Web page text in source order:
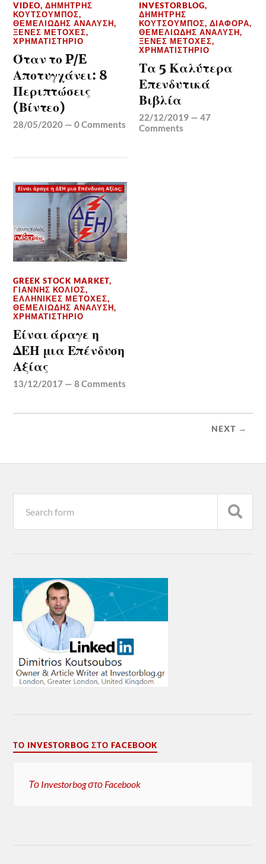
VIDEO,ΔΗΜΉΤΡΗΣ
ΚΟΥΤΣΟΥΜΠΌΣ,
ΘΕΜΕΛΙΏΔΗΣ ΑΝΆΛΥΣΗ,
ΞΈΝΕΣ ΜΕΤΟΧΈΣ,
ΧΡΗΜΑΤΙΣΤΉΡΙΟ
Όταν το P/E
Αποτυγχάνει: 8
Περιπτώσεις
(Βίντεο)
28/05/2020 —0 Comments
INVESTORBLOG,
ΔΗΜΉΤΡΗΣ
ΚΟΥΤΣΟΥΜΠΌΣ,ΔΙΆΦΟΡΑ,
ΘΕΜΕΛΙΏΔΗΣ ΑΝΆΛΥΣΗ,
ΞΈΝΕΣ ΜΕΤΟΧΈΣ,
ΧΡΗΜΑΤΙΣΤΉΡΙΟ
Τα 5 Καλύτερα
Επενδυτικά
Βιβλία
22/12/2019 —47
Comments
GREEK STOCK MARKET,
ΓΙΆΝΝΗΣ ΚΟΛΙΌΣ,
ΕΛΛΗΝΙΚΈΣ ΜΕΤΟΧΈΣ,
ΘΕΜΕΛΙΏΔΗΣ ΑΝΆΛΥΣΗ,
ΧΡΗΜΑΤΙΣΤΉΡΙΟ
Είναι άραγε η
ΔΕΗ μια Επένδυση
Αξίας
13/12/2017 —8 Comments
NEXT →
ΤΟ INVESTORBOG ΣΤΟ FACEBOOK
Το Investorbog στο Facebook